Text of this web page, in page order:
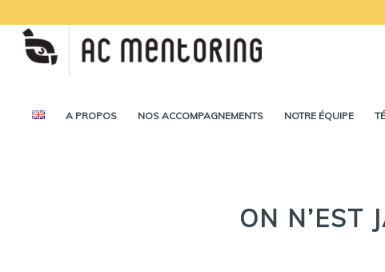
A PROPOS NOS ACCOMPAGNEMENTS NOTRE ÉQUIPE
ON N’EST